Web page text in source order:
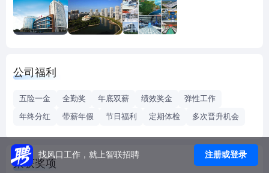
南山铝业拥有全球同一地区最完整铝产业链，涵盖了能源、
氧化铝；电解铝、铝型材；铝板、带、箔等整个铝产业上下
康美、皇冠、可口可乐等国际知名公司建立起长期稳定的合
南山纺织服饰是全球规模最大的精纺紧密纺面料和国内最具
现代化的高档西服生产基地，并推出保罗·贝塔尼、博飒·玛吉
尼、曼斯·布莱顿、高尔夫等跻身国际顶级服装领域的自主品
牌。
公司福利
五险一金 全勤奖 年底双薪 绩效奖金
弹性工作
年终分红
带薪年假 节日福利 定期体检 多次晋升机会
荣获奖项
找风口工作，就上智联招聘 注册或登录